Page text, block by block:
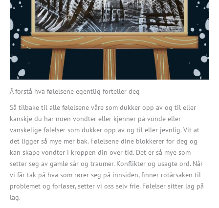
Å forstå hva følelsene egentlig forteller deg
Så tilbake til alle følelsene våre som dukker opp av og til eller
kanskje du har noen vondter eller kjenner på vonde eller
vanskelige følelser som dukker opp av og til eller jevnlig. Vit at
det ligger så mye mer bak. Følelsene dine blokkerer for deg og
kan skape vondter i kroppen din over tid. Det er så mye som
setter seg av gamle sår og traumer. Konflikter og usagte ord. Når
vi får tak på hva som rører seg på innsiden, finner rotårsaken til
problemet og forløser, setter vi oss selv frie. Følelser sitter lag på
lag.